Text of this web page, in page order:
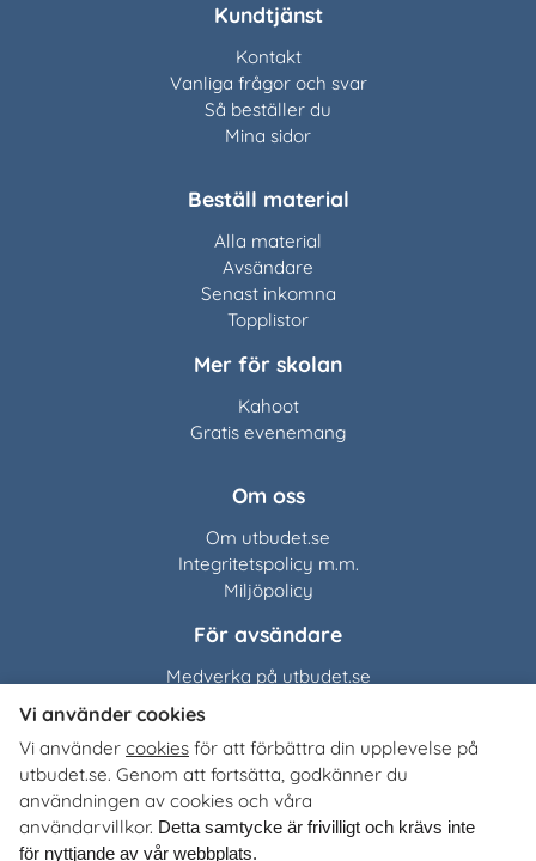
Kundtjänst
Kontakt
Vanliga frågor och svar
Så beställer du
Mina sidor
Beställ material
Alla material
Avsändare
Senast inkomna
Topplistor
Mer för skolan
Kahoot
Gratis evenemang
Om oss
Om utbudet.se
Integritetspolicy m.m.
Miljöpolicy
För avsändare
Medverka på utbudet.se
Utbudet.se distribuerar
organisationers, myndigheters och företags egna material
till Sveriges alla skolor, universitet och högskolor. Tjänsten
är kostnadsfri för lärare, studie- och yrkesvägledare och
annan skolpersonal.
Vi använder cookies
Vi använder cookies för att förbättra din upplevelse på
utbudet.se. Genom att fortsätta, godkänner du
användningen av cookies och våra
användarvillkor. Detta samtycke är frivilligt och krävs inte
för nyttjande av vår webbplats.